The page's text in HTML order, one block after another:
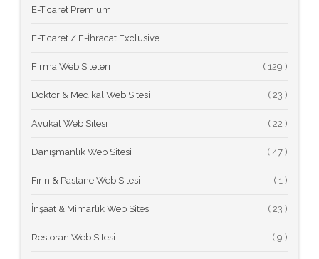
E-Ticaret Premium
E-Ticaret / E-İhracat Exclusive
Firma Web Siteleri (
Doktor & Medikal Web Sitesi (
Avukat Web Sitesi (
Danışmanlık Web Sitesi (
Fırın & Pastane Web Sitesi (
İnşaat & Mimarlık Web Sitesi (
Restoran Web Sitesi (